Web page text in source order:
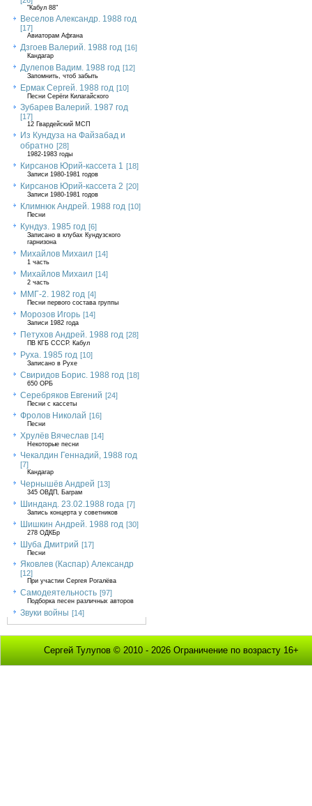
"Кабул 88"
Веселов Александр. 1988 год
[17]
Авиаторам Афгана
Дзгоев Валерий. 1988 год [16]
Кандагар
Дулепов Вадим. 1988 год [12]
Запомнить, чтоб забыть
Ермак Сергей. 1988 год [10]
Песни Серёги Килагайского
Зубарев Валерий. 1987 год
[17]
12 Гвардейский МСП
Из Кундуза на Файзабад и
обратно [28]
1982-1983 годы
Кирсанов Юрий-кассета 1 [18]
Записи 1980-1981 годов
Кирсанов Юрий-кассета 2 [20]
Записи 1980-1981 годов
Климнюк Андрей. 1988 год [10]
Песни
Кундуз. 1985 год [6]
Записано в клубах Кундузского
гарнизона
Михайлов Михаил [14]
1 часть
Михайлов Михаил [14]
2 часть
ММГ-2. 1982 год [4]
Песни первого состава группы
Морозов Игорь [14]
Записи 1982 года
Петухов Андрей. 1988 год [28]
ПВ КГБ СССР. Кабул
Руха. 1985 год [10]
Записано в Рухе
Свиридов Борис. 1988 год [18]
650 ОРБ
Серебряков Евгений [24]
Песни с кассеты
Фролов Николай [16]
Песни
Хрулёв Вячеслав [14]
Некоторые песни
Чекалдин Геннадий, 1988 год
[7]
Кандагар
Чернышёв Андрей [13]
345 ОВДП, Баграм
Шинданд. 23.02.1988 года [7]
Запись концерта у советников
Шишкин Андрей. 1988 год [30]
278 ОДКБр
Шуба Дмитрий [17]
Песни
Яковлев (Каспар) Александр
[12]
При участии Сергея Рогалёва
Самодеятельность [97]
Подборка песен различных авторов
Звуки войны [14]
Сергей Тулупов © 2010 - 2026 Ограничение по возрасту 16+